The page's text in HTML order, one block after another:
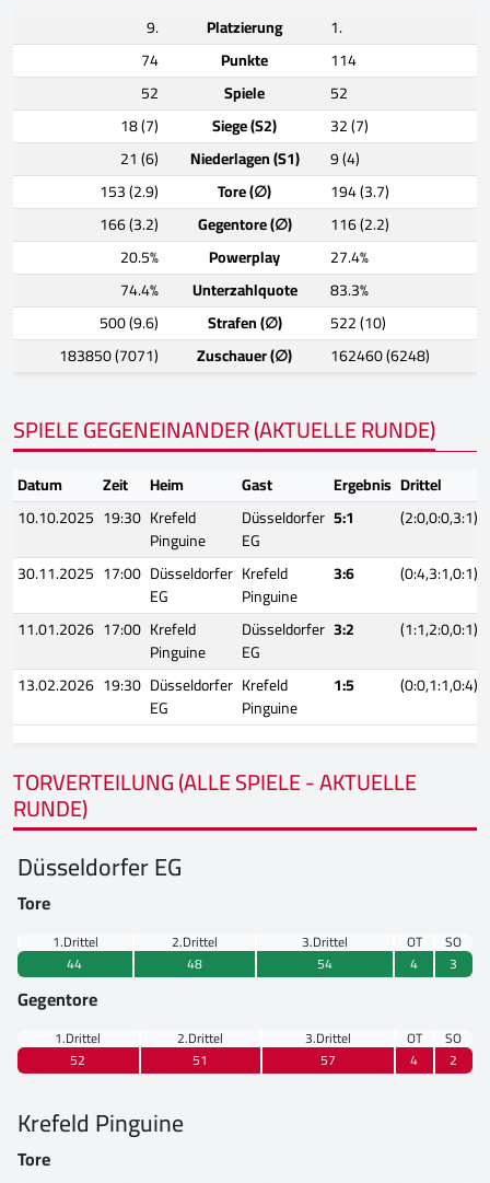
9. Platzierung
1.
74
Punkte
114
52
Spiele
52
18 (7)
Siege (S2)
32 (7)
21 (6)
Niederlagen (S1)
9 (4)
153 (2.9)
Tore (∅)
194 (3.7)
166 (3.2)
Gegentore (∅)
116 (2.2)
20.5%
Powerplay
27.4%
74.4%
Unterzahlquote
83.3%
500 (9.6)
Strafen (∅)
522 (10)
183850 (7071)
Zuschauer (∅) 162460 (6248)
SPIELE GEGENEINANDER (AKTUELLE RUNDE)
Datum Zeit Heim Gast Ergebnis Drittel
10.10.2025 19:30 Krefeld
Pinguine
Düsseldorfer
EG
5:1
(2:0,0:0,3:1)
30.11.2025 17:00 Düsseldorfer
EG
Krefeld
Pinguine
3:6
(0:4,3:1,0:1)
11.01.2026 17:00 Krefeld
Pinguine
Düsseldorfer
EG
3:2
(1:1,2:0,0:1)
13.02.2026 19:30 Düsseldorfer
EG
Krefeld
Pinguine
1:5 (0:0,1:1,0:4)
TORVERTEILUNG (ALLE SPIELE - AKTUELLE
RUNDE)
Düsseldorfer EG
Tore
1.Drittel 2.Drittel 3.Drittel OT
SO
44
48 54 4 3
Gegentore
1.Drittel 2.Drittel 3.Drittel OT
SO
52
51 57 4 2
Krefeld Pinguine
Tore